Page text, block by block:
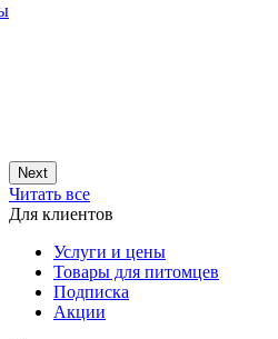
Next
Читать все
Для клиентов
Услуги и цены
Товары для питомцев
Подписка
Акции